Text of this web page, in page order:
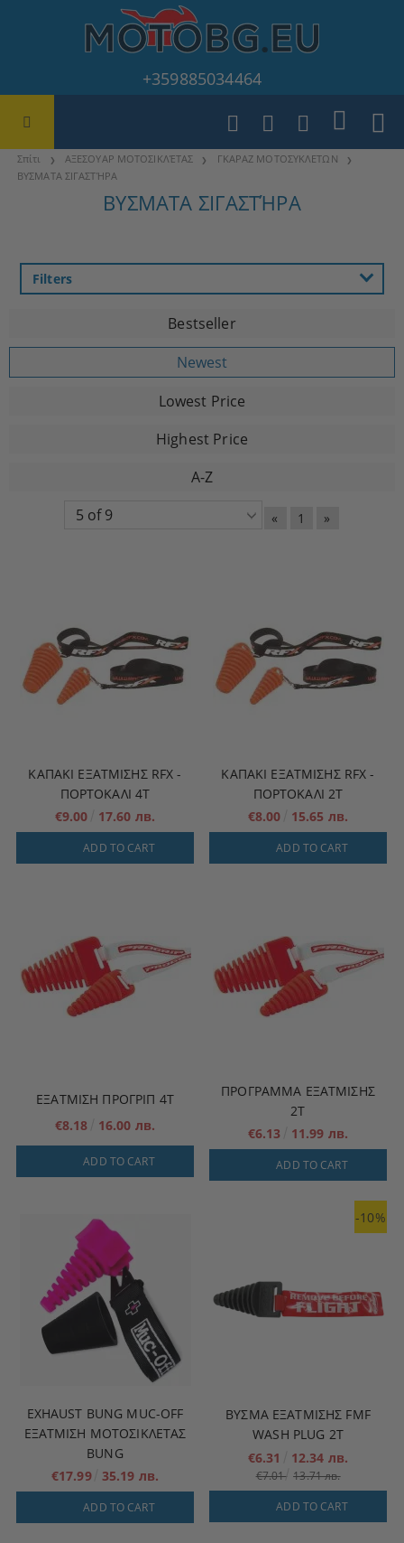
+359885034464
Σπίτι ΑΞΕΣΟΥΑΡ ΜΟΤΟΣΙΚΛΈΤΑΣ
ΓΚΑΡΑΖ ΜΟΤΟΣΥΚΛΕΤΩΝ
ΒΥΣΜΑΤΑ ΣΙΓΑΣΤΉΡΑ
ΒΥΣΜΑΤΑ ΣΙΓΑΣΤΉΡΑ
Filters
Bestseller
Newest
Lowest Price
Highest Price
A-Z
« 1 »
ΚΑΠΆΚΙ ΕΞΆΤΜΙΣΗΣ RFX -
ΠΟΡΤΟΚΑΛΊ 4T
€9.00
17.60 лв.
ADD TO CART
ΚΑΠΆΚΙ ΕΞΆΤΜΙΣΗΣ RFX -
ΠΟΡΤΟΚΑΛΊ 2T
€8.00
15.65 лв.
ADD TO CART
ΕΞΑΤΜΙΣΗ ΠΡΟΓΡΙΠ 4Τ
€8.18
16.00 лв.
ADD TO CART
ΠΡΟΓΡΑΜΜΑ ΕΞΑΤΜΙΣΗΣ
2Τ
€6.13
11.99 лв.
ADD TO CART
EXHAUST BUNG MUC-OFF
ΕΞΆΤΜΙΣΗ ΜΟΤΟΣΙΚΛΈΤΑΣ
BUNG
€17.99 35.19 лв.
ADD TO CART
-10%
ΒΎΣΜΑ ΕΞΆΤΜΙΣΗΣ FMF
WASH PLUG 2T
€6.31
12.34 лв.
€7.01 13.71 лв.
ADD TO CART